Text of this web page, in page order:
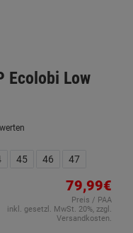
Ecolobi Low
45 46 47
79,99€
Preis / PAA
inkl. gesetzl. MwSt. 20%, zzgl.
Versandkosten.